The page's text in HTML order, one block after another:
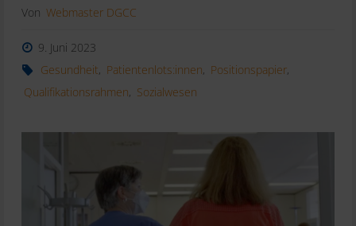
Von Webmaster DGCC
9. Juni 2023
Gesundheit, Patientenlots:innen, Positionspapier,
Qualifikationsrahmen, Sozialwesen